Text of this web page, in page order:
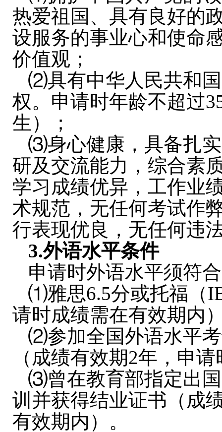
热爱祖国、具有良好的
设服务的事业心和使命
价值观；
⑵具有中华人民共和
权。申请时年龄不超过
生）；
⑶身心健康，具备扎
研及交流能力，综合素
学习成绩优异，工作业
术规范，无任何考试作
行表现优良，无任何违
3.外语水平条件
申请时外语水平须符
⑴雅思6.5分或托福（
请时成绩需在有效期内
⑵参加全国外语水平
（成绩有效期2年，申
⑶曾在教育部指定出
训并获得结业证书（成
有效期内）。